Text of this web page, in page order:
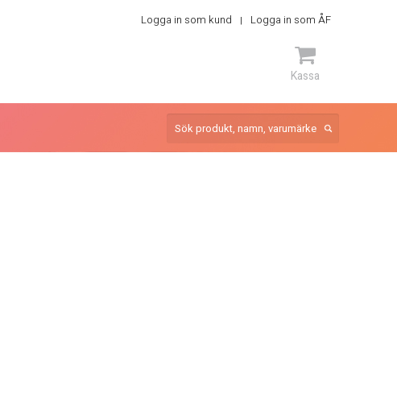
Logga in som kund Logga in som ÅF
Kassa
ARTIKEL